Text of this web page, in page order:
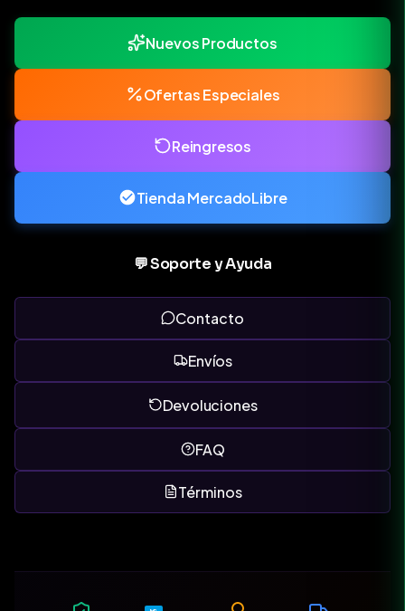
Nuevos Productos
Ofertas Especiales
Reingresos
Tienda MercadoLibre
💬 Soporte y Ayuda
Contacto
Envíos
Devoluciones
FAQ
Términos